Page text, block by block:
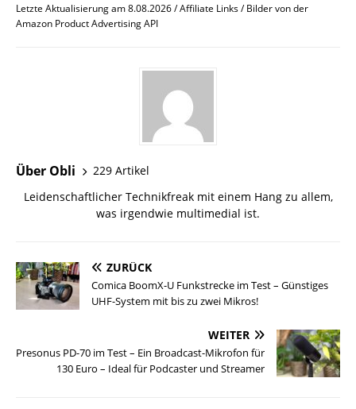
Letzte Aktualisierung am 8.08.2026 / Affiliate Links / Bilder von der
Amazon Product Advertising API
Über Obli
229 Artikel
Leidenschaftlicher Technikfreak mit einem Hang zu allem,
was irgendwie multimedial ist.
ZURÜCK
Comica BoomX-U Funkstrecke im Test – Günstiges
UHF-System mit bis zu zwei Mikros!
WEITER
Presonus PD-70 im Test – Ein Broadcast-Mikrofon für
130 Euro – Ideal für Podcaster und Streamer